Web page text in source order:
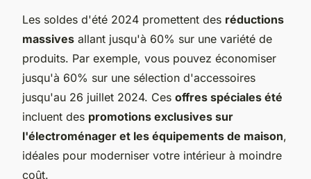
Les soldes d'été 2024 promettent des réductions
massives allant jusqu'à 60% sur une variété de
produits. Par exemple, vous pouvez économiser
jusqu'à 60% sur une sélection d'accessoires
jusqu'au 26 juillet 2024. Ces offres spéciales été
incluent des promotions exclusives sur
l'électroménager et les équipements de maison,
idéales pour moderniser votre intérieur à moindre
coût.